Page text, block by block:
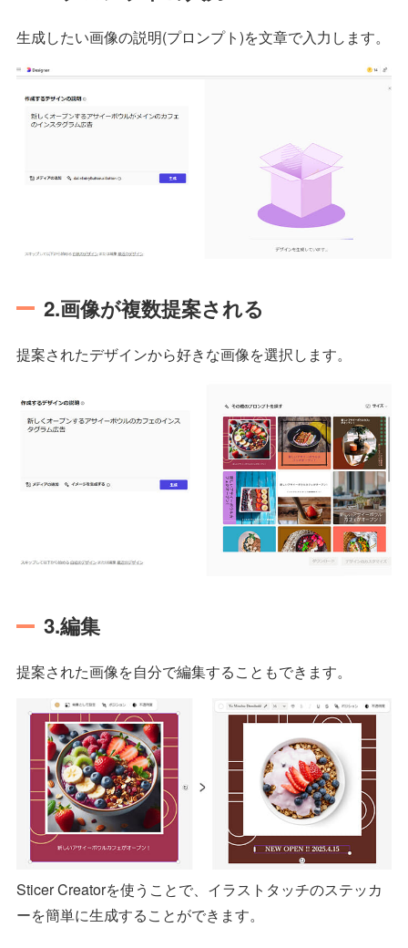
生成したい画像の説明(プロンプト)を文章で入力します。
2.画像が複数提案される
提案されたデザインから好きな画像を選択します。
3.編集
提案された画像を自分で編集することもできます。
Sticer Creatorを使うことで、イラストタッチのステッカ
ーを簡単に生成することができます。